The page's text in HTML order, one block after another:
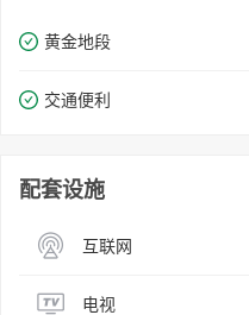
黄金地段
交通便利
配套设施
互联网
电视